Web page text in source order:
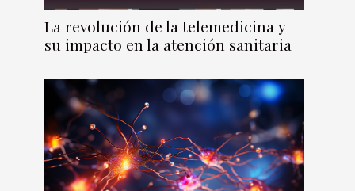
La revolución de la telemedicina y
su impacto en la atención sanitaria